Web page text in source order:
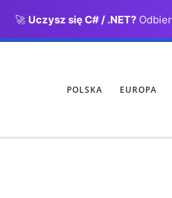
🚀 Uczysz się C# / .NET?
POLSKA EUROPA